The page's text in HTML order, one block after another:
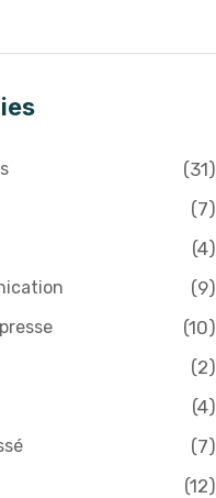
(31)
(7)
(4)
(9)
(10)
(2)
(4)
(7)
(12)